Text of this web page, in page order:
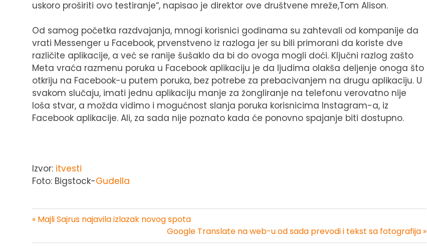
uskoro proširiti ovo testiranje“, napisao je direktor ove društvene mreže,Tom Alison.
Od samog početka razdvajanja, mnogi korisnici godinama su zahtevali od kompanije da
vrati Messenger u Facebook, prvenstveno iz razloga jer su bili primorani da koriste dve
različite aplikacije, a već se ranije šušaklo da bi do ovoga mogli doći. Ključni razlog zašto
Meta vraća razmenu poruka u Facebook aplikaciju je da ljudima olakša deljenje onoga što
otkriju na Facebook-u putem poruka, bez potrebe za prebacivanjem na drugu aplikaciju. U
svakom slučaju, imati jednu aplikaciju manje za žongliranje na telefonu verovatno nije
loša stvar, a možda vidimo i mogućnost slanja poruka korisnicima Instagram-a, iz
Facebook aplikacije. Ali, za sada nije poznato kada će ponovno spajanje biti dostupno.
Izvor: itvesti
Foto: Bigstock-Gudella
« Majli Sajrus najavila izlazak novog spota
Google Translate na web-u od sada prevodi i tekst sa fotografija »